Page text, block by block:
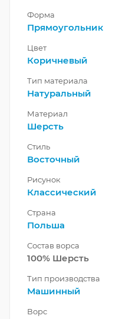
Форма
Прямоугольник
Цвет
Коричневый
Тип материала
Натуральный
Материал
Шерсть
Стиль
Восточный
Рисунок
Классический
Страна
Польша
Состав ворса
100% Шерсть
Тип производства
Машинный
Ворс